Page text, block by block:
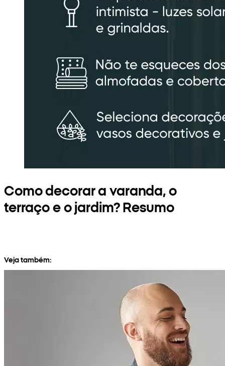
Como decorar a varanda, o
terraço e o jardim? Resumo
Veja também: